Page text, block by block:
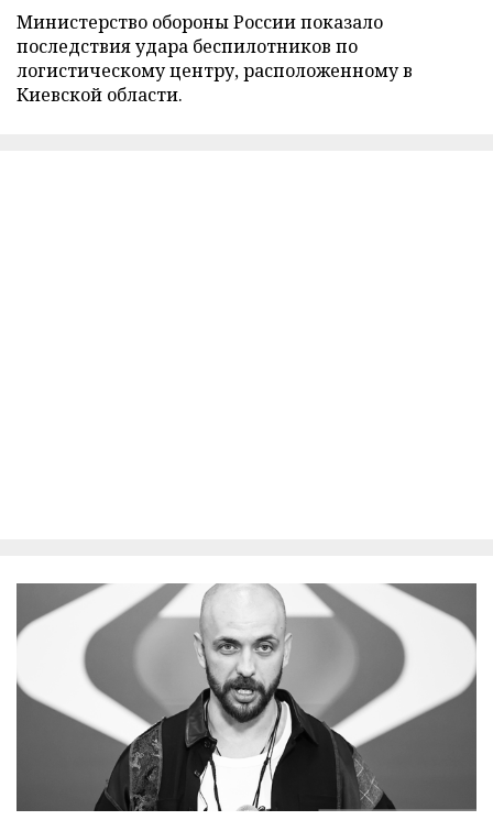
Министерство обороны России показало
последствия удара беспилотников по
логистическому центру, расположенному в
Киевской области.